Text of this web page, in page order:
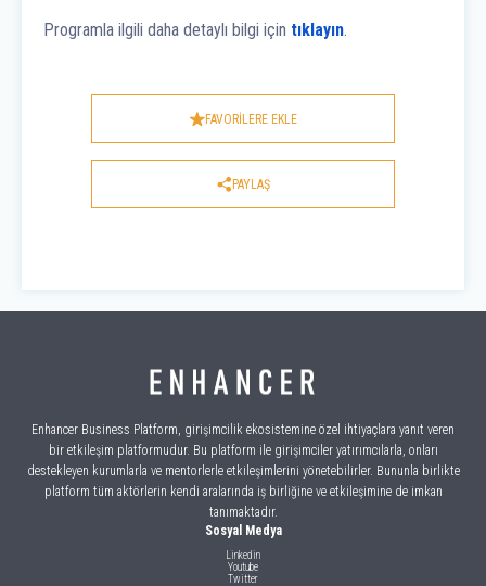
Programla ilgili daha detaylı bilgi için tıklayın.
FAVORİLERE EKLE
PAYLAŞ
Enhancer Business Platform, girişimcilik ekosistemine özel ihtiyaçlara yanıt veren
bir etkileşim platformudur. Bu platform ile girişimciler yatırımcılarla, onları
destekleyen kurumlarla ve mentorlerle etkileşimlerini yönetebilirler. Bununla birlikte
platform tüm aktörlerin kendi aralarında iş birliğine ve etkileşimine de imkan
tanımaktadır.
Sosyal Medya
Linkedin
Youtube
Twitter